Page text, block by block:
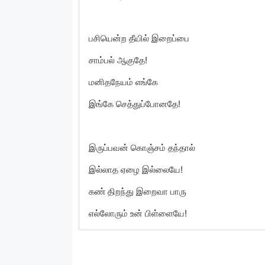
பசியென்ற தீயில் இறைப்பை
சாம்பல் ஆகுதே!
மனிதநேயம் எங்கே
இங்கே செத்துப்போனதே!
இருப்பவன் கொஞ்சம் தந்தால்
இல்லாத ஏழை இல்லையே!
கண் திறந்து இறைவா பாரு
எல்லோரும் உன் பிள்ளையே!